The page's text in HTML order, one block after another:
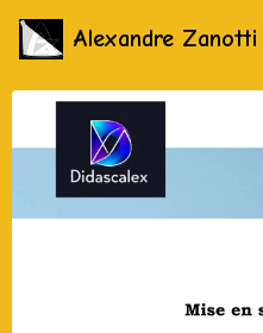
Alexandre Zanotti